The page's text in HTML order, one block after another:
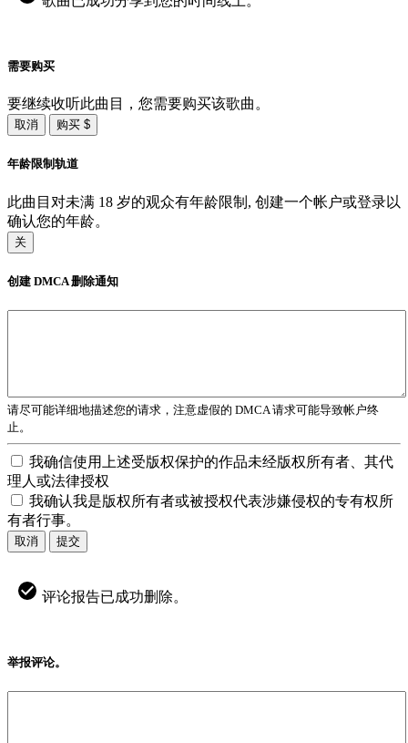
需要购买
要继续收听此曲目，您需要购买该歌曲。
取消 购买 $
年龄限制轨道
此曲目对未满 18 岁的观众有年龄限制, 创建一个帐户或登录以
确认您的年龄。
关
创建 DMCA 删除通知
请尽可能详细地描述您的请求，注意虚假的 DMCA 请求可能导致帐户终
止。
我确信使用上述受版权保护的作品未经版权所有者、其代
理人或法律授权
我确认我是版权所有者或被授权代表涉嫌侵权的专有权所
有者行事。
取消 提交
评论报告已成功删除。
举报评论。